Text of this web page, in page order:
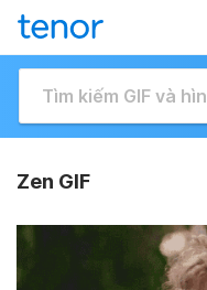
Zen GIF